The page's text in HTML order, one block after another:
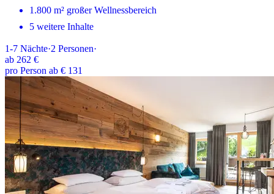
1.800 m² großer Wellnessbereich
5 weitere Inhalte
1-7 Nächte·2 Personen·
ab 262 €
pro Person ab € 131